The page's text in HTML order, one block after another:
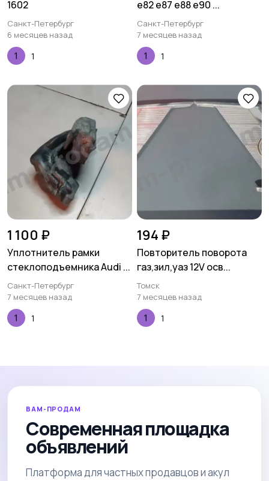
1602
Санкт-Петербург
6 месяцев назад
1
e82 e87 e88 e90 ...
Санкт-Петербург
7 месяцев назад
1
1 100 ₽
Уплотнитель рамки
стеклоподъемника Audi ...
Санкт-Петербург
7 месяцев назад
1
194 ₽
Повторитель поворота
газ,зил,уаз 12V осв...
Томск
7 месяцев назад
1
ВАМ-ПРОДАМ
Современная площадка
объявлений
Платформа для частных продавцов и акул